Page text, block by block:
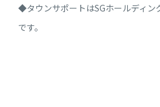
◆タウンサポートはSGホールディン
です。